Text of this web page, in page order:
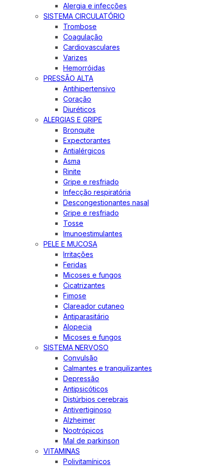
Alergia e infecções
SISTEMA CIRCULATÓRIO
Trombose
Coagulação
Cardiovasculares
Varizes
Hemorróidas
PRESSÃO ALTA
Antihipertensivo
Coração
Diuréticos
ALERGIAS E GRIPE
Bronquite
Expectorantes
Antialérgicos
Asma
Rinite
Gripe e resfriado
Infecção respiratória
Descongestionantes nasal
Gripe e resfriado
Tosse
Imunoestimulantes
PELE E MUCOSA
Irritações
Feridas
Micoses e fungos
Cicatrizantes
Fimose
Clareador cutaneo
Antiparasitário
Alopecia
Micoses e fungos
SISTEMA NERVOSO
Convulsão
Calmantes e tranquilizantes
Depressão
Antipsicóticos
Distúrbios cerebrais
Antivertiginoso
Alzheimer
Nootrópicos
Mal de parkinson
VITAMINAS
Polivitamínicos